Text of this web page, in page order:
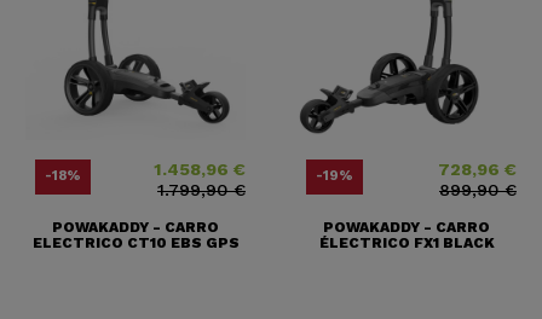
-18% Precio1.458,96 €
Precio base
1.799,90 €
POWAKADDY - CARRO
ELECTRICO CT10 EBS GPS
-19% 728,96 €
Precio base
899,90 €
POWAKADDY - CARRO
ÉLECTRICO FX1 BLACK